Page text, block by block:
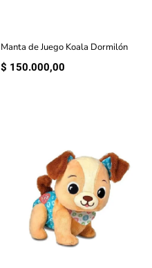
Manta de Juego Koala Dormilón
$ 150.000,00